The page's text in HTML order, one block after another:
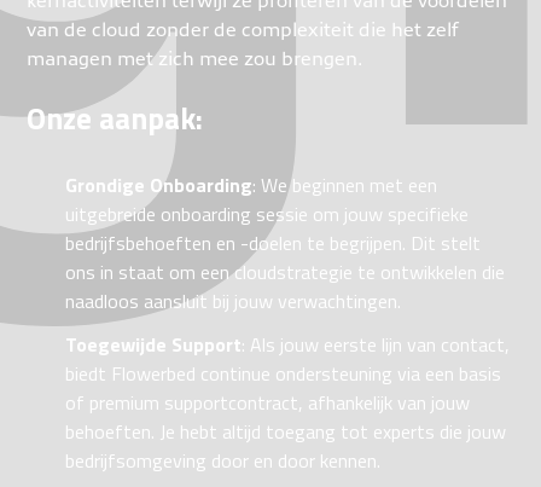
van de cloud zonder de complexiteit die het zelf
managen met zich mee zou brengen.
Onze aanpak:
Grondige Onboarding: We beginnen met een
uitgebreide onboarding sessie om jouw specifieke
bedrijfsbehoeften en -doelen te begrijpen. Dit stelt
ons in staat om een cloudstrategie te ontwikkelen die
naadloos aansluit bij jouw verwachtingen.
Toegewijde Support: Als jouw eerste lijn van contact,
biedt Flowerbed continue ondersteuning via een basis
of premium supportcontract, afhankelijk van jouw
behoeften. Je hebt altijd toegang tot experts die jouw
bedrijfsomgeving door en door kennen.